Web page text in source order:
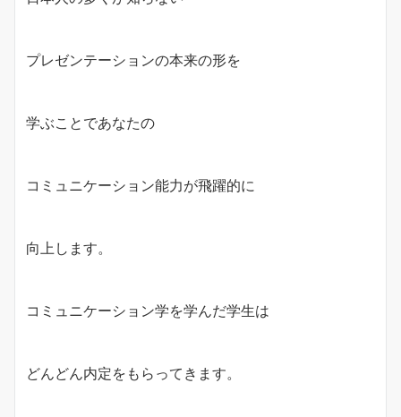
プレゼンテーションの本来の形を
学ぶことであなたの
コミュニケーション能力が飛躍的に
向上します。
コミュニケーション学を学んだ学生は
どんどん内定をもらってきます。